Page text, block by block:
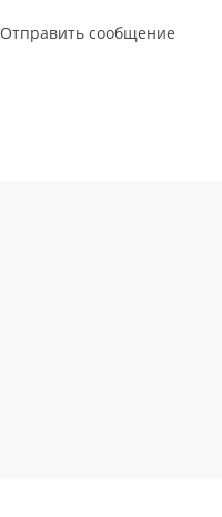
Отправить сообщение